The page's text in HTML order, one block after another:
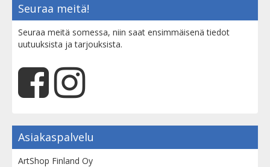
Seuraa meitä!
Seuraa meitä somessa, niin saat ensimmäisenä tiedot
uutuuksista ja tarjouksista.
Asiakaspalvelu
ArtShop Finland Oy